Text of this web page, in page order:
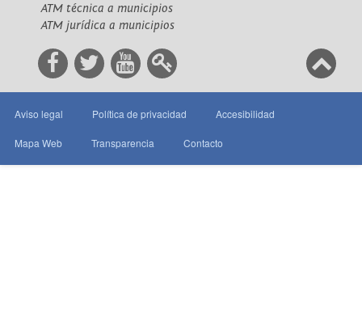
ATM técnica a municipios
ATM jurídica a municipios
Aviso legal Política de privacidad Accesibilidad
Mapa Web Transparencia Contacto